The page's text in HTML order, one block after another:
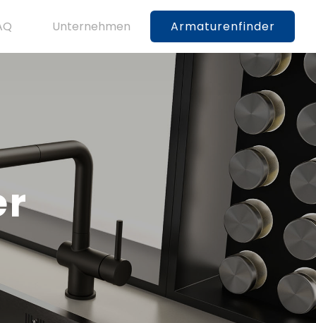
Unternehmen Armaturenfinder